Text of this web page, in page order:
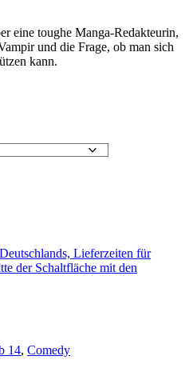
eine toughe Manga-Redakteurin,
und die Frage, ob man sich
kann.
Lieferzeiten für
der Schaltfläche mit den
14, Comedy